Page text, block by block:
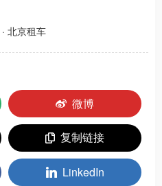
· 北京租车
微博
复制链接
LinkedIn